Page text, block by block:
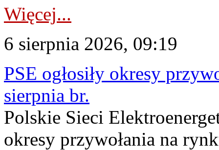
Więcej...
6 sierpnia 2026, 09:19
PSE ogłosiły okresy
sierpnia br.
Polskie Sieci
okresy przywołania na